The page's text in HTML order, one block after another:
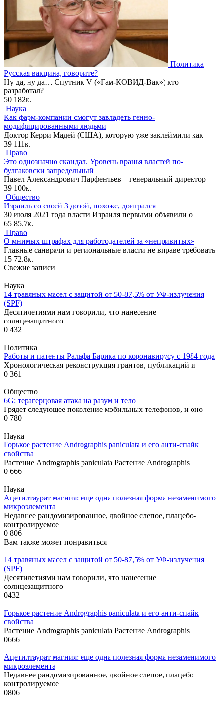
Политика
Русская вакцина, говорите?
Ну да, ну да… Спутник V («Гам-КОВИД-Вак») кто
разработал?
50 182к.
Наука
Как фарм-компании смогут завладеть генно-
модифицированными людьми
Доктор Керри Мадей (США), которую уже заклеймили как
39 111к.
Право
Это однозначно скандал. Уровень вранья властей по-
булгаковски запредельный
Павел Александрович Парфентьев – генеральный директор
39 100к.
Общество
Израиль со своей 3 дозой, похоже, доигрался
30 июля 2021 года власти Израиля первыми объявили о
65 85.7к.
Право
О мнимых штрафах для работодателей за «непривитых»
Главные санврачи и региональные власти не вправе требовать
15 72.8к.
Свежие записи
Наука
14 травяных масел с защитой от 50-87,5% от УФ-излучения
(SPF)
Десятилетиями нам говорили, что нанесение
солнцезащитного
0 432
Политика
Работы и патенты Ральфа Барика по коронавирусу с 1984 года
Хронологическая реконструкция грантов, публикаций и
0 361
Общество
6G: терагерцовая атака на разум и тело
Грядет следующее поколение мобильных телефонов, и оно
0 780
Наука
Горькое растение Andrographis paniculata и его анти-спайк
свойства
Растение Andrographis paniculata Растение Andrographis
0 666
Наука
Ацетилтаурат магния: еще одна полезная форма незаменимого
микроэлемента
Недавнее рандомизированное, двойное слепое, плацебо-
контролируемое
0 806
Вам также может понравиться
14 травяных масел с защитой от 50-87,5% от УФ-излучения
(SPF)
Десятилетиями нам говорили, что нанесение
солнцезащитного
0432
Горькое растение Andrographis paniculata и его анти-спайк
свойства
Растение Andrographis paniculata Растение Andrographis
0666
Ацетилтаурат магния: еще одна полезная форма незаменимого
микроэлемента
Недавнее рандомизированное, двойное слепое, плацебо-
контролируемое
0806